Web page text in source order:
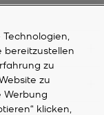
bereitzustellen
zu
zu
Werbung
klicken,